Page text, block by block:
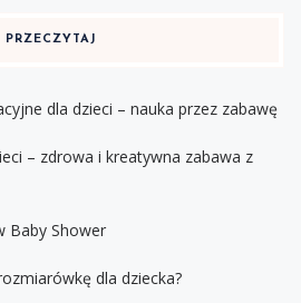
PRZECZYTAJ
dla dzieci – nauka przez zabawę
– zdrowa i kreatywna zabawa z
Baby Shower
dla dziecka?